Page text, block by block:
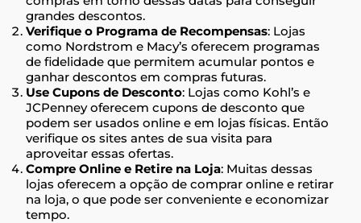
grandes descontos.
Verifique o Programa de Recompensas: Lojas
como Nordstrom e Macy’s oferecem programas
de fidelidade que permitem acumular pontos e
ganhar descontos em compras futuras.
Use Cupons de Desconto: Lojas como Kohl’s e
JCPenney oferecem cupons de desconto que
podem ser usados online e em lojas físicas. Então
verifique os sites antes de sua visita para
aproveitar essas ofertas.
Compre Online e Retire na Loja: Muitas dessas
lojas oferecem a opção de comprar online e retirar
na loja, o que pode ser conveniente e economizar
tempo.